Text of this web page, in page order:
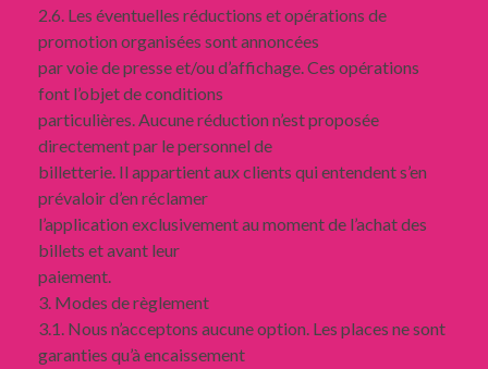
2.6. Les éventuelles réductions et opérations de
promotion organisées sont annoncées
par voie de presse et/ou d’affichage. Ces opérations
font l’objet de conditions
particulières. Aucune réduction n’est proposée
directement par le personnel de
billetterie. Il appartient aux clients qui entendent s’en
prévaloir d’en réclamer
l’application exclusivement au moment de l’achat des
billets et avant leur
paiement.
3. Modes de règlement
3.1. Nous n’acceptons aucune option. Les places ne sont
garanties qu’à encaissement